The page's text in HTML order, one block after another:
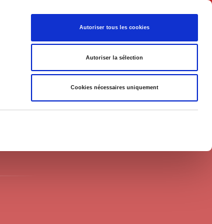
Autoriser tous les cookies
Autoriser la sélection
Cookies nécessaires uniquement
Français